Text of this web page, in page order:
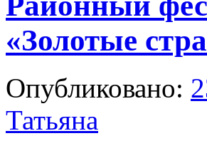
«Золотые
Опубликовано:
Татьяна